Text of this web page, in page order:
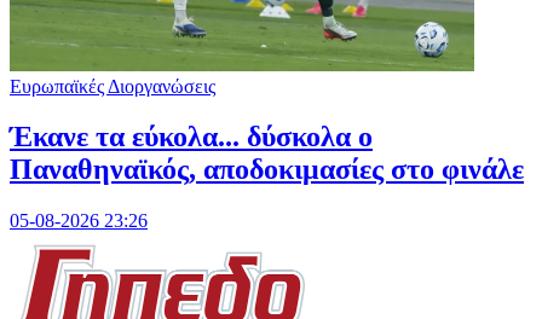
Ευρωπαϊκές Διοργανώσεις
Έκανε τα εύκολα... δύσκολα ο
Παναθηναϊκός, αποδοκιμασίες στο φινάλε
05-08-2026 23:26